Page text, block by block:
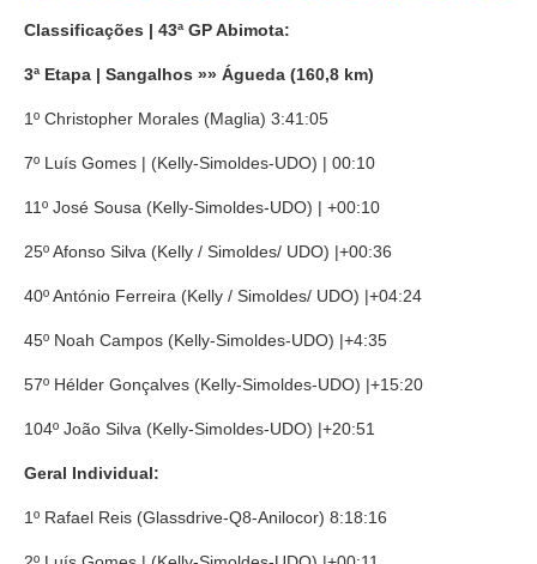
Classificações | 43ª GP Abimota:
3ª Etapa | Sangalhos »» Águeda (160,8 km)
1º Christopher Morales (Maglia) 3:41:05
7º Luís Gomes | (Kelly-Simoldes-UDO) | 00:10
11º José Sousa (Kelly-Simoldes-UDO) | +00:10
25º Afonso Silva (Kelly / Simoldes/ UDO) |+00:36
40º António Ferreira (Kelly / Simoldes/ UDO) |+04:24
45º Noah Campos (Kelly-Simoldes-UDO) |+4:35
57º Hélder Gonçalves (Kelly-Simoldes-UDO) |+15:20
104º João Silva (Kelly-Simoldes-UDO) |+20:51
Geral Individual:
1º Rafael Reis (Glassdrive-Q8-Anilocor) 8:18:16